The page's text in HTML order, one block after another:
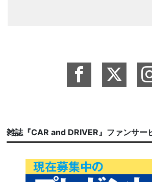
雑誌『CAR and DRIVER』ファンサー